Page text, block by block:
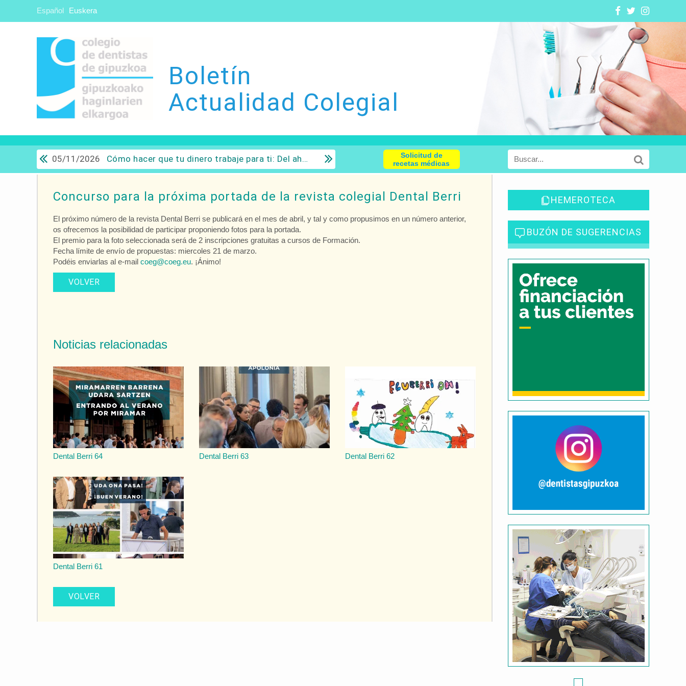
Español Euskera
Boletín
Actualidad Colegial
05/11/2026 Cómo hacer que tu dinero trabaje para ti: Del ahorro a la inversión con sentido común.
Solicitud de
recetas médicas
Concurso para la próxima portada de la revista colegial Dental Berri
El próximo número de la revista Dental Berri se publicará en el mes de abril, y tal y como propusimos en un número anterior,
os ofrecemos la posibilidad de participar proponiendo fotos para la portada.
El premio para la foto seleccionada será de 2 inscripciones gratuitas a cursos de Formación.
Fecha límite de envío de propuestas: miercoles 21 de marzo.
Podéis enviarlas al e-mail coeg@coeg.eu. ¡Ánimo!
VOLVER
Noticias relacionadas
Dental Berri 64 Dental Berri 63 Dental Berri 62
Dental Berri 61
VOLVER
HEMEROTECA
BUZÓN DE SUGERENCIAS